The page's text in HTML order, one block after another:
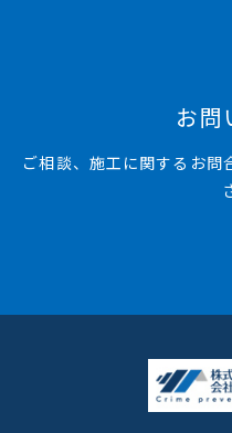
お問
ご相談、施工に関するお問